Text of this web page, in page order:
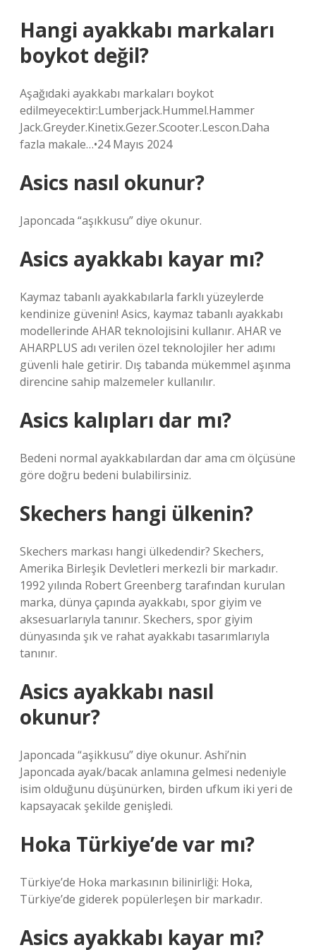
Hangi ayakkabı markaları
boykot değil?
Aşağıdaki ayakkabı markaları boykot
edilmeyecektir:Lumberjack.Hummel.Hammer
Jack.Greyder.Kinetix.Gezer.Scooter.Lescon.Daha
fazla makale…•24 Mayıs 2024
Asics nasıl okunur?
Japoncada “aşıkkusu” diye okunur.
Asics ayakkabı kayar mı?
Kaymaz tabanlı ayakkabılarla farklı yüzeylerde
kendinize güvenin! Asics, kaymaz tabanlı ayakkabı
modellerinde AHAR teknolojisini kullanır. AHAR ve
AHARPLUS adı verilen özel teknolojiler her adımı
güvenli hale getirir. Dış tabanda mükemmel aşınma
direncine sahip malzemeler kullanılır.
Asics kalıpları dar mı?
Bedeni normal ayakkabılardan dar ama cm ölçüsüne
göre doğru bedeni bulabilirsiniz.
Skechers hangi ülkenin?
Skechers markası hangi ülkedendir? Skechers,
Amerika Birleşik Devletleri merkezli bir markadır.
1992 yılında Robert Greenberg tarafından kurulan
marka, dünya çapında ayakkabı, spor giyim ve
aksesuarlarıyla tanınır. Skechers, spor giyim
dünyasında şık ve rahat ayakkabı tasarımlarıyla
tanınır.
Asics ayakkabı nasıl
okunur?
Japoncada “aşikkusu” diye okunur. Ashi’nin
Japoncada ayak/bacak anlamına gelmesi nedeniyle
isim olduğunu düşünürken, birden ufkum iki yeri de
kapsayacak şekilde genişledi.
Hoka Türkiye’de var mı?
Türkiye’de Hoka markasının bilinirliği: Hoka,
Türkiye’de giderek popülerleşen bir markadır.
Asics ayakkabı kayar mı?